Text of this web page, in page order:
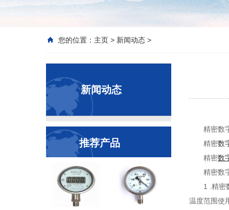
您的位置： 主页 > 新闻动态 >
新闻动态
推荐产品
精密数
精密数
精密数
精密数
1 .精密
温度范围使